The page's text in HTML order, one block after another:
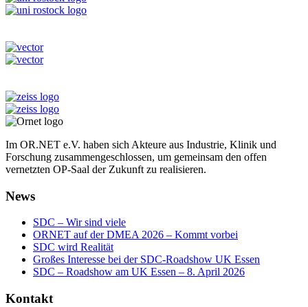
Im OR.NET e.V. haben sich Akteure aus Industrie, Klinik und
Forschung zusammengeschlossen, um gemeinsam den offen
vernetzten OP-Saal der Zukunft zu realisieren.
News
SDC – Wir sind viele
ORNET auf der DMEA 2026 – Kommt vorbei
SDC wird Realität
Großes Interesse bei der SDC-Roadshow UK Essen
SDC – Roadshow am UK Essen – 8. April 2026
Kontakt